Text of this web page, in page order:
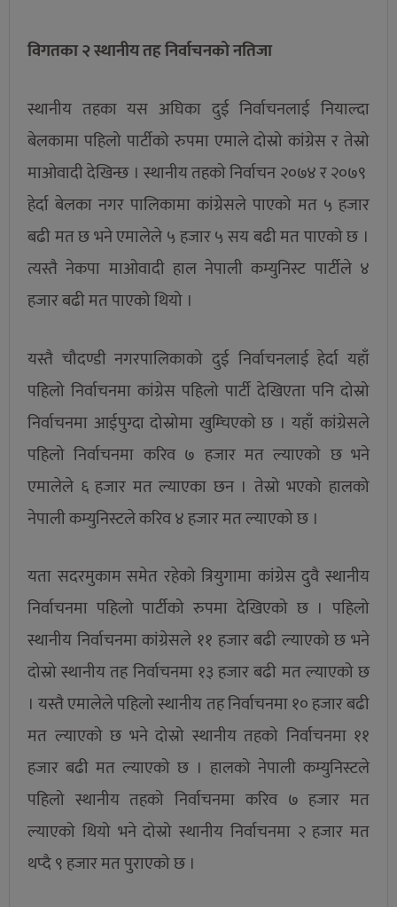
विगतका २ स्थानीय तह निर्वाचनको नतिजा
स्थानीय तहका यस अघिका दुई निर्वाचनलाई नियाल्दा
बेलकामा पहिलो पार्टीको रुपमा एमाले दोस्रो कांग्रेस र तेस्रो
माओवादी देखिन्छ । स्थानीय तहको निर्वाचन २०७४ र २०७९
हेर्दा बेलका नगर पालिकामा कांग्रेसले पाएको मत ५ हजार
बढी मत छ भने एमालेले ५ हजार ५ सय बढी मत पाएको छ ।
त्यस्तै नेकपा माओवादी हाल नेपाली कम्युनिस्ट पार्टीले ४
हजार बढी मत पाएको थियो ।
यस्तै चौदण्डी नगरपालिकाको दुई निर्वाचनलाई हेर्दा यहाँ
पहिलो निर्वाचनमा कांग्रेस पहिलो पार्टी देखिएता पनि दोस्रो
निर्वाचनमा आईपुग्दा दोस्रोमा खुम्चिएको छ । यहाँ कांग्रेसले
पहिलो निर्वाचनमा करिव ७ हजार मत ल्याएको छ भने
एमालेले ६ हजार मत ल्याएका छन । तेस्रो भएको हालको
नेपाली कम्युनिस्टले करिव ४ हजार मत ल्याएको छ ।
यता सदरमुकाम समेत रहेको त्रियुगामा कांग्रेस दुवै स्थानीय
निर्वाचनमा पहिलो पार्टीको रुपमा देखिएको छ । पहिलो
स्थानीय निर्वाचनमा कांग्रेसले ११ हजार बढी ल्याएको छ भने
दोस्रो स्थानीय तह निर्वाचनमा १३ हजार बढी मत ल्याएको छ
। यस्तै एमालेले पहिलो स्थानीय तह निर्वाचनमा १० हजार बढी
मत ल्याएको छ भने दोस्रो स्थानीय तहको निर्वाचनमा ११
हजार बढी मत ल्याएको छ । हालको नेपाली कम्युनिस्टले
पहिलो स्थानीय तहको निर्वाचनमा करिव ७ हजार मत
ल्याएको थियो भने दोस्रो स्थानीय निर्वाचनमा २ हजार मत
थप्दै ९ हजार मत पुराएको छ ।